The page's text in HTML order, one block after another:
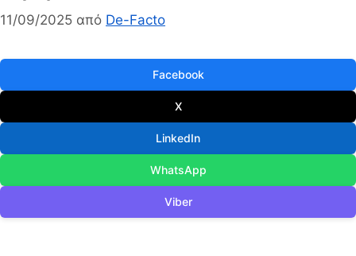
11/09/2025 από De-Facto
Facebook
X
LinkedIn
WhatsApp
Viber